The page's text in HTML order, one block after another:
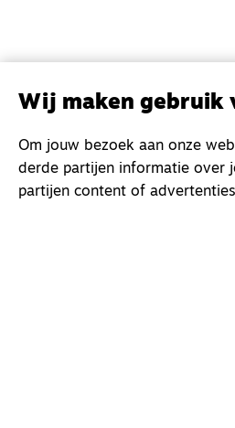
Wij maken gebruik
Om jouw bezoek aan onze
derde partijen informatie over
partijen content of